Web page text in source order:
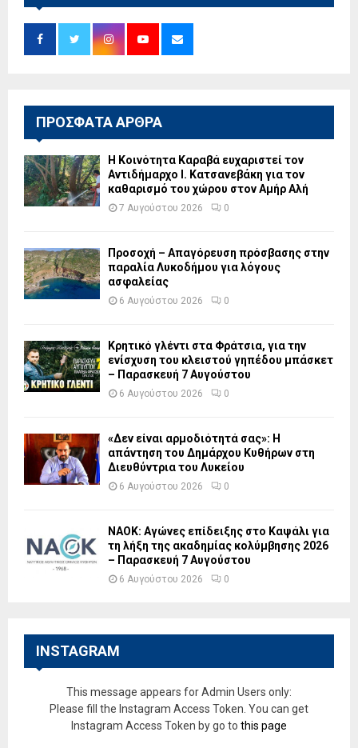
ΠΡΟΣΦΑΤΑ ΑΡΘΡΑ
Η Κοινότητα Καραβά ευχαριστεί τον
Αντιδήμαρχο Ι. Κατσανεβάκη για τον
καθαρισμό του χώρου στον Αμήρ Αλή
7 Αυγούστου 2026 0
Προσοχή – Απαγόρευση πρόσβασης στην
παραλία Λυκοδήμου για λόγους
ασφαλείας
6 Αυγούστου 2026 0
Κρητικό γλέντι στα Φράτσια, για την
ενίσχυση του κλειστού γηπέδου μπάσκετ
– Παρασκευή 7 Αυγούστου
6 Αυγούστου 2026 0
«Δεν είναι αρμοδιότητά σας»: Η
απάντηση του Δημάρχου Κυθήρων στη
Διευθύντρια του Λυκείου
6 Αυγούστου 2026 0
ΝΑΟΚ: Αγώνες επίδειξης στο Καψάλι για
τη λήξη της ακαδημίας κολύμβησης 2026
– Παρασκευή 7 Αυγούστου
6 Αυγούστου 2026 0
INSTAGRAM
This message appears for Admin Users only:
Please fill the Instagram Access Token. You can get
Instagram Access Token by go to this page